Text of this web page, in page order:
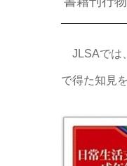
JLSAでは
で得た知見